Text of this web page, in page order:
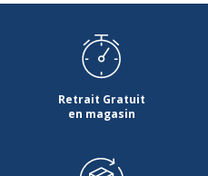
Retrait Gratuit
en magasin